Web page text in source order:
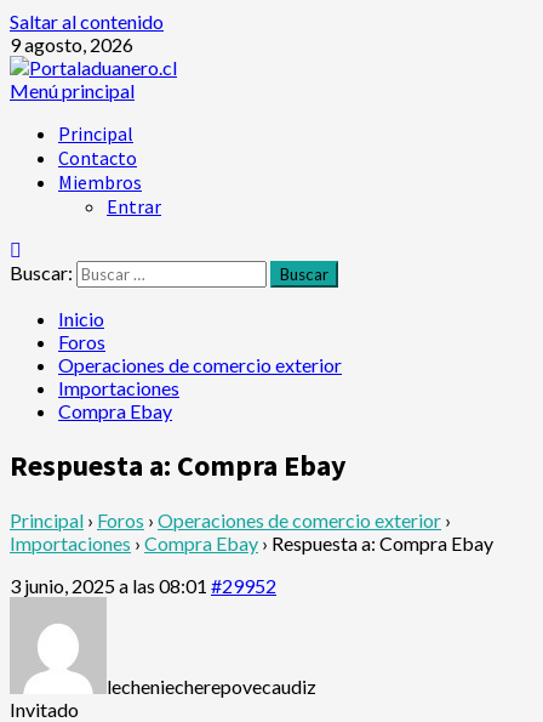
Saltar al contenido
9 agosto, 2026
Menú principal
Principal
Contacto
Miembros
Entrar
Buscar:
Inicio
Foros
Operaciones de comercio exterior
Importaciones
Compra Ebay
Respuesta a: Compra Ebay
Principal › Foros › Operaciones de comercio exterior ›
Importaciones › Compra Ebay › Respuesta a: Compra Ebay
3 junio, 2025 a las 08:01 #29952
lecheniecherepovecaudiz
Invitado